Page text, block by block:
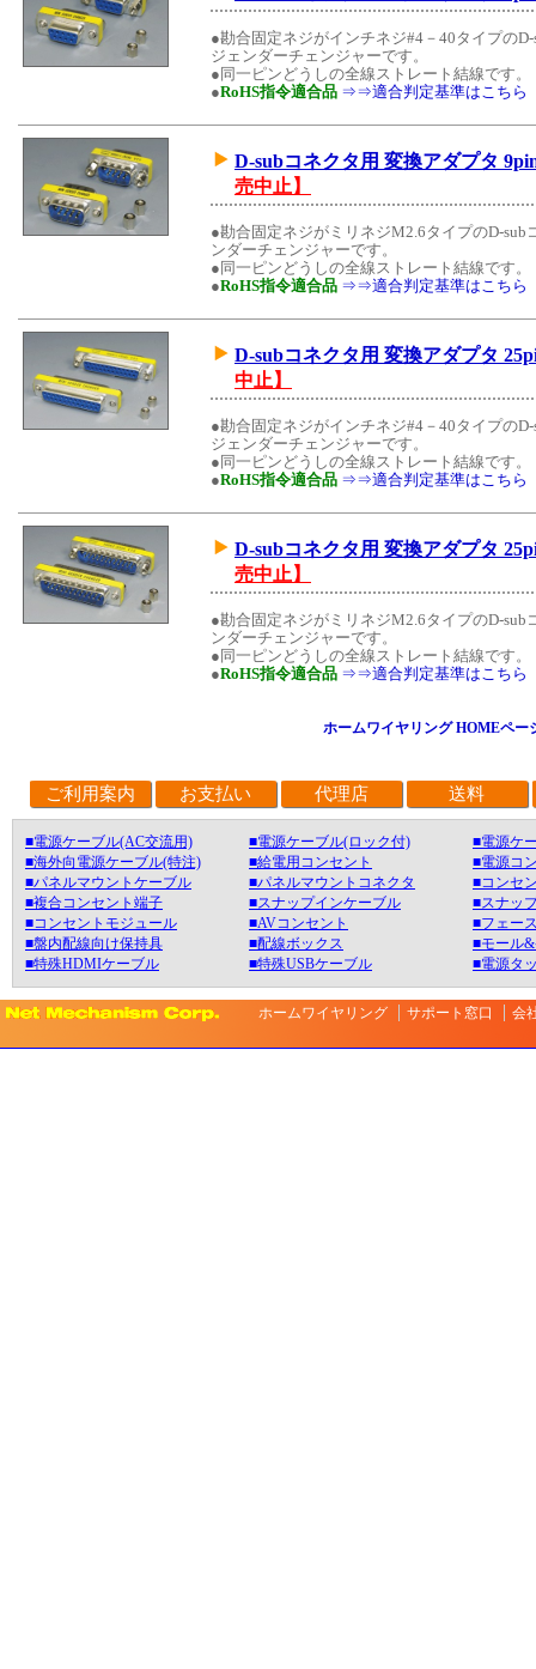
●勘合固定ネジがインチネジ#4－40タイプの
ジェンダーチェンジャーです。
●同一ピンどうしの全線ストレート結線です。
●RoHS指令適合品 ⇒⇒適合判定基準はこちら
D-subコネクタ用 変換アダプタ
売中止】
●勘合固定ネジがミリネジM2.6タイプのD-
ンダーチェンジャーです。
●同一ピンどうしの全線ストレート結線です。
●RoHS指令適合品 ⇒⇒適合判定基準はこちら
D-subコネクタ用 変換アダプタ
中止】
●勘合固定ネジがインチネジ#4－40タイプの
ジェンダーチェンジャーです。
●同一ピンどうしの全線ストレート結線です。
●RoHS指令適合品 ⇒⇒適合判定基準はこちら
D-subコネクタ用 変換アダプタ
売中止】
●勘合固定ネジがミリネジM2.6タイプのD-
ンダーチェンジャーです。
●同一ピンどうしの全線ストレート結線です。
●RoHS指令適合品 ⇒⇒適合判定基準はこちら
ホームワイヤリング HOMEペー
ご利用案内 お支払い 代理店 送料
■電源ケーブル(AC交流用) ■電源ケーブル(ロック付)
■電源ケ
■海外向電源ケーブル(特注)
■給電用コンセント
■電源コ
■パネルマウントケーブル
■パネルマウントコネクタ
■コンセ
■複合コンセント端子
■スナップインケーブル
■スナッ
■コンセントモジュール
■AVコンセント
■フェー
■盤内配線向け保持具
■配線ボックス
■モール
■特殊HDMIケーブル
■特殊USBケーブル ■電源タ
ホームワイヤリング サポート窓口 会